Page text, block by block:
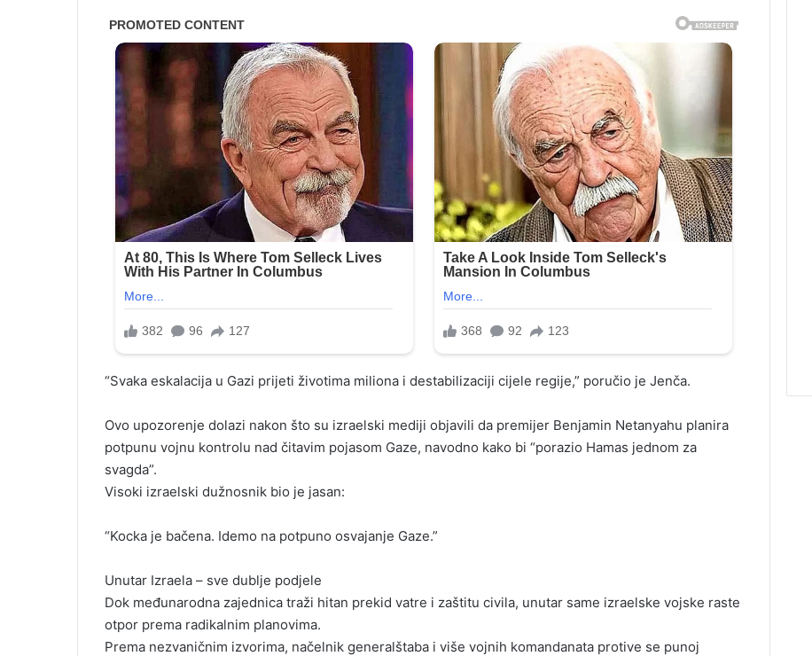
“Svaka eskalacija u Gazi prijeti životima miliona i destabilizaciji cijele regije,” poručio je Jenča.
Ovo upozorenje dolazi nakon što su izraelski mediji objavili da premijer Benjamin Netanyahu planira
potpunu vojnu kontrolu nad čitavim pojasom Gaze, navodno kako bi “porazio Hamas jednom za
svagda”.
Visoki izraelski dužnosnik bio je jasan:
“Kocka je bačena. Idemo na potpuno osvajanje Gaze.”
Unutar Izraela – sve dublje podjele
Dok međunarodna zajednica traži hitan prekid vatre i zaštitu civila, unutar same izraelske vojske raste
otpor prema radikalnim planovima.
Prema nezvaničnim izvorima, načelnik generalštaba i više vojnih komandanata protive se punoj